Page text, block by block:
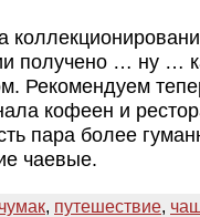
получено … ну …
Рекомендуем
кофеен и
пара более
чаевые.
, путешествие,